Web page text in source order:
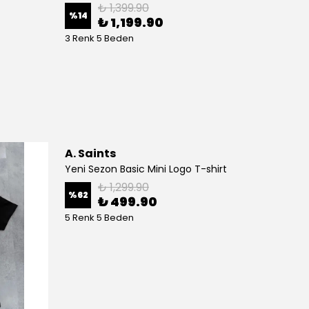
%14 ₺ 1,399.90
₺ 1,199.90
3 Renk 5 Beden
A. Saints
Yeni Sezon Basic Mini Logo T-shirt
%62 ₺ 1,299.90
₺ 499.90
5 Renk 5 Beden